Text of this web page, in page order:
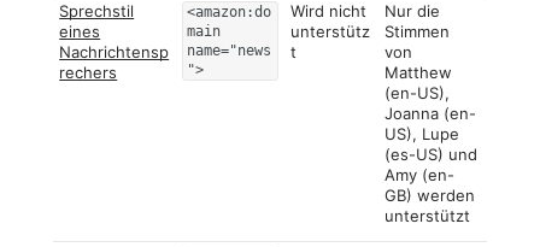
Sprechstil
eines
Nachrichtensp
rechers
<amazon:do
main
name="news
">
Wird nicht
unterstütz
t
Nur die
Stimmen
von
Matthew
(en-US),
Joanna (en-
US), Lupe
(es-US) und
Amy (en-
GB) werden
unterstützt